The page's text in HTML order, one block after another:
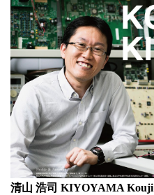
清山 浩司 KIYOYAMA Kouji